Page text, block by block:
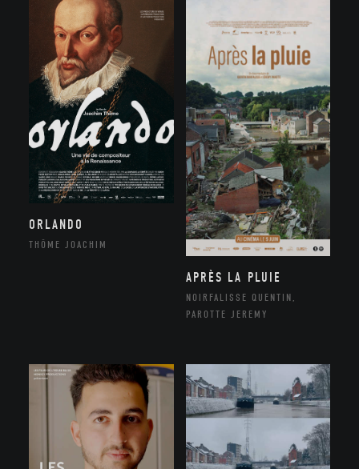
ORLANDO
THÔME JOACHIM
APRÈS LA PLUIE
NOIRFALISSE QUENTIN,
PAROTTE JEREMY